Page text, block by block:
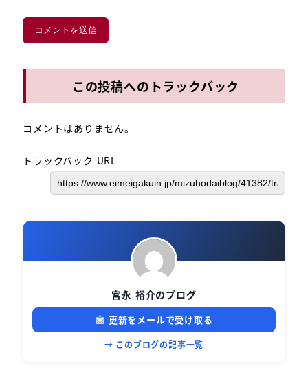
この投稿へのトラックバック
コメントはありません。
トラックバック URL
宮永 裕介のブログ
更新をメールで受け取る
→ このブログの記事一覧